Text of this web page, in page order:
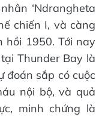
‘Ndrangheta
chiến I, và càng
hồi 1950. Tới nay
Thunder Bay là
đoán sắp có cuộc
nội bộ, và quả
minh chứng là